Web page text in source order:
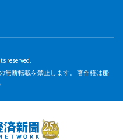
reserved.
無断転載を禁止します。 著作権は船